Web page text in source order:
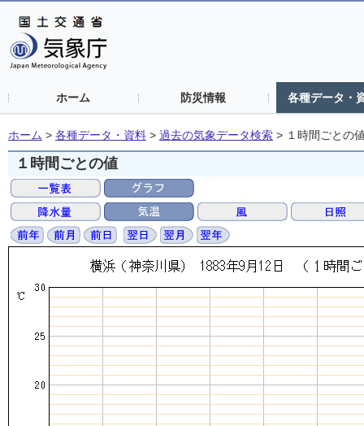
ホーム 防災情報 各種データ・
ホーム > 各種データ・資料 > 過去の気象データ検索 > １時間ごとの
１時間ごとの値